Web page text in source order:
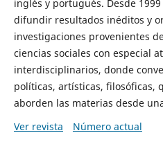
inglés y portugués. Desde
difundir resultados inéditos y
investigaciones provenientes
ciencias sociales con especial
interdisciplinarios, donde
políticas, artísticas, filosóficas,
aborden las materias desde
Ver revista
Número actual